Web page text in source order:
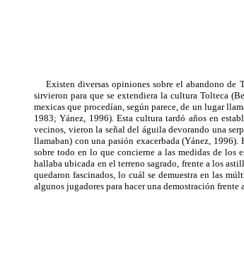
Existen diversas opiniones sobre el abandono de
sirvieron para que se extendiera la cultura Tolteca
mexicas que procedían, según parece, de un lugar
1983; Yánez, 1996). Esta cultura tardó años en
vecinos, vieron la señal del águila devorando una
llamaban) con una pasión exacerbada (Yánez,
sobre todo en lo que concierne a las medidas de los
hallaba ubicada en el terreno sagrado, frente a los
quedaron fascinados, lo cuál se demuestra en las
algunos jugadores para hacer una demostración